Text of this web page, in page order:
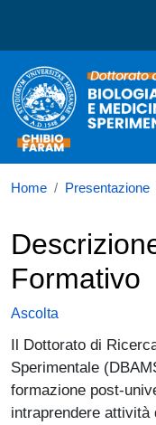
Dottorato in
Home Presentazione
Formativo
Ascolta
Il Dottorato di
Sperimentale
formazione post-
intraprendere